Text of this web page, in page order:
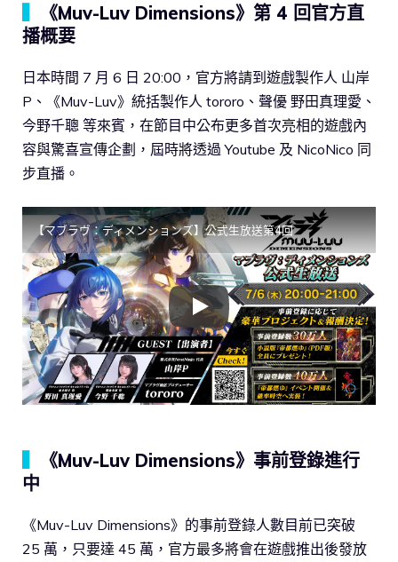
《Muv-Luv Dimensions》第 4 回官方直
播概要
日本時間 7 月 6 日 20:00，官方將請到遊戲製作人 山岸
P、《Muv-Luv》統括製作人 tororo、聲優 野田真理愛、
今野千聰 等來賓，在節目中公布更多首次亮相的遊戲內
容與驚喜宣傳企劃，屆時將透過 Youtube 及 NicoNico 同
步直播。
【マブラヴ：ディメンションズ】公式生放送第4回
《Muv-Luv Dimensions》事前登錄進行
中
《Muv-Luv Dimensions》的事前登錄人數目前已突破
25 萬，只要達 45 萬，官方最多將會在遊戲推出後發放